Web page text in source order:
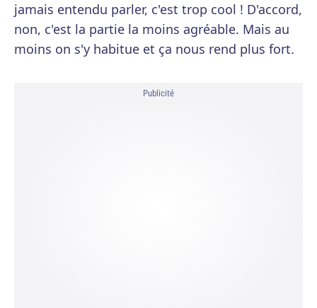
jamais entendu parler, c'est trop cool ! D'accord,
non, c'est la partie la moins agréable. Mais au
moins on s'y habitue et ça nous rend plus fort.
Publicité